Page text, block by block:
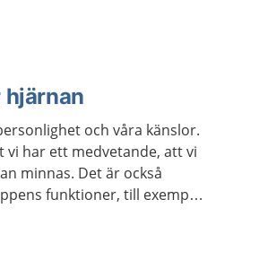
hjärnan
och våra känslor.
vi har ett medvetande, att vi
minnas. Det är också
funktioner, till exempel